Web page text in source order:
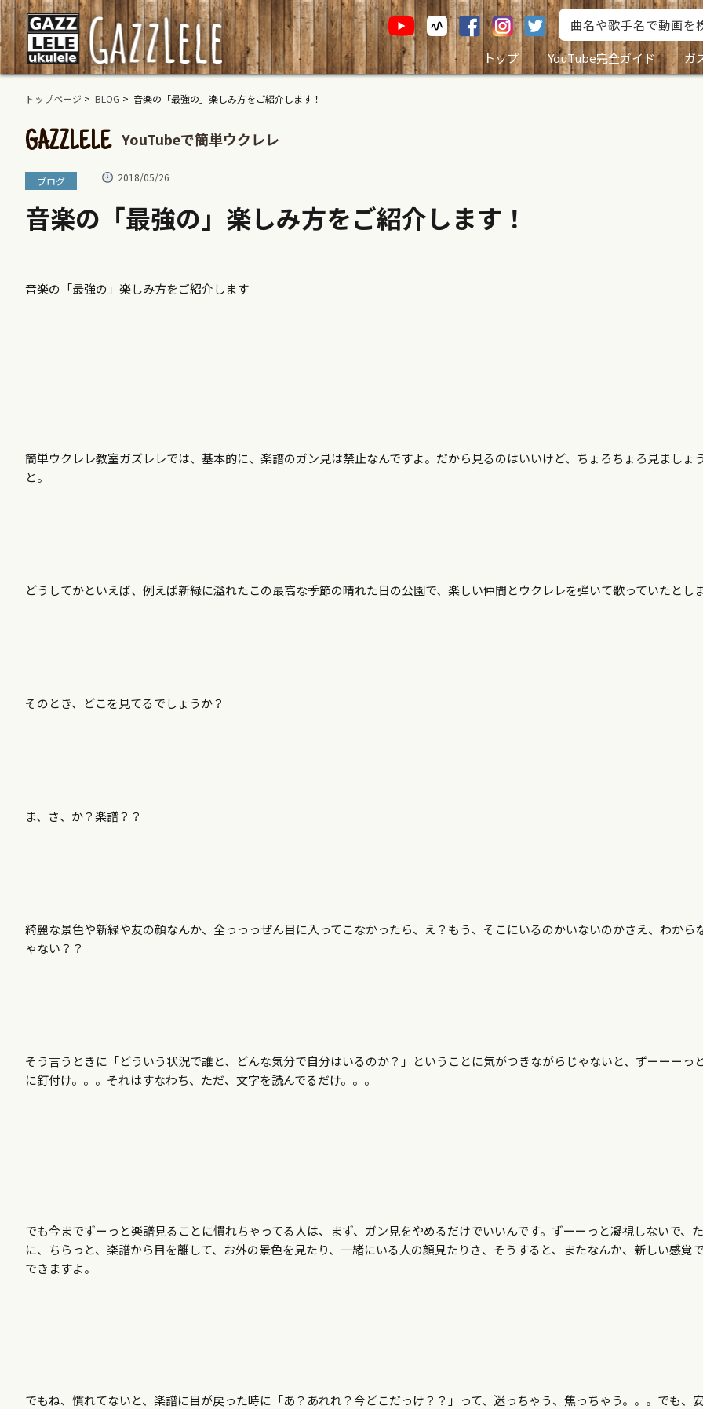
トップ YouTube完全ガイド ガ
トップページ > BLOG > 音楽の「最強の」楽しみ方をご紹介します！
GAZZLELE YouTubeで簡単ウクレレ
ブログ 2018/05/26
音楽の「最強の」楽しみ方をご紹介します！
音楽の「最強の」楽しみ方をご紹介します
簡単ウクレレ教室ガズレレでは、基本的に、楽譜のガン見は禁止なんですよ。だから見るのはいいけど、ちょろちょろ見ましょ
と。
どうしてかといえば、例えば新緑に溢れたこの最高な季節の晴れた日の公園で、楽しい仲間とウクレレを弾いて歌っていたとし
そのとき、どこを見てるでしょうか？
ま、さ、か？楽譜？？
綺麗な景色や新緑や友の顔なんか、全っっっぜん目に入ってこなかったら、え？もう、そこにいるのかいないのかさえ、わから
ゃない？？
そう言うときに「どういう状況で誰と、どんな気分で自分はいるのか？」ということに気がつきながらじゃないと、ずーーーっ
に釘付け。。。それはすなわち、ただ、文字を読んでるだけ。。。
でも今までずーっと楽譜見ることに慣れちゃってる人は、まず、ガン見をやめるだけでいいんです。ずーーっと凝視しないで、
に、ちらっと、楽譜から目を離して、お外の景色を見たり、一緒にいる人の顔見たりさ、そうすると、またなんか、新しい感覚
できますよ。
でもね、慣れてないと、楽譜に目が戻った時に「あ？あれれ？今どこだっけ？？」って、迷っちゃう、焦っちゃう。。。でも、